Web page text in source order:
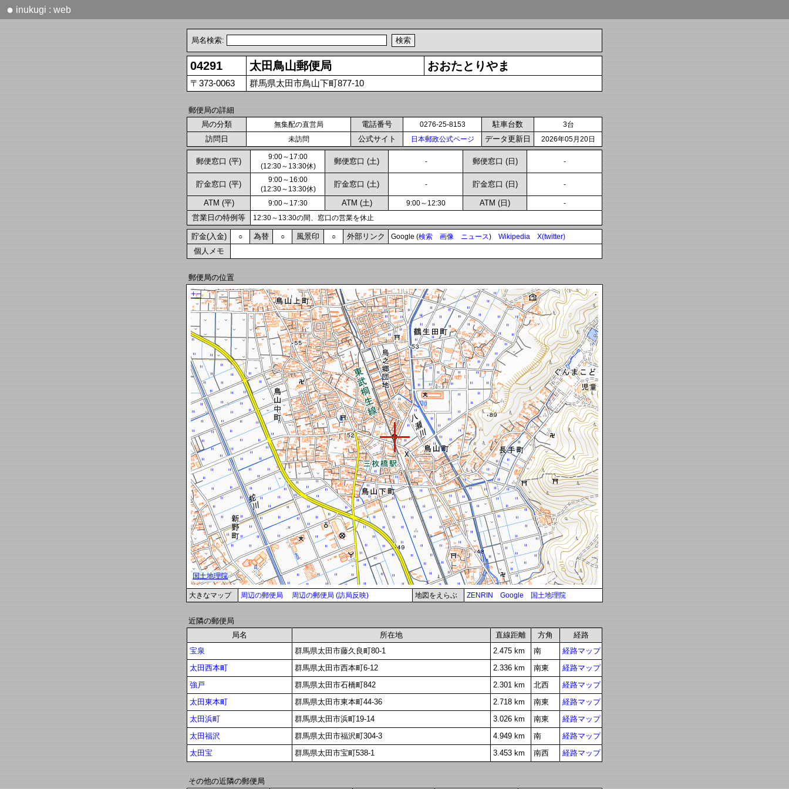
● inukugi : web
局名検索:
04291 太田鳥山郵便局 おおたとりやま
〒373-0063 群馬県太田市鳥山下町877-10
郵便局の詳細
局の分類
無集配の直営局 電話番号 0276-25-8153 駐車台数 3台
訪問日 未訪問 公式サイト 日本郵政公式ページ データ更新日 2026年05月20日
郵便窓口 (平)
9:00～17:00
(12:30～13:30休)
郵便窓口 (土) - 郵便窓口 (日) -
貯金窓口 (平)
9:00～16:00
(12:30～13:30休)
貯金窓口 (土) - 貯金窓口 (日) -
ATM (平) 9:00～17:30 ATM (土) 9:00～12:30 ATM (日) -
営業日の特例等 12:30～13:30の間、窓口の営業を休止
貯金(入金) ○ 為替 ○ 風景印 ○ 外部リンク Google (検索 画像 ニュース) Wikipedia X(twitter)
個人メモ
郵便局の位置
大きなマップ 周辺の郵便局 周辺の郵便局 (訪局反映) 地図をえらぶ ZENRIN Google 国土地理院
近隣の郵便局
局名
所在地 直線距離 方角
経路
宝泉
群馬県太田市藤久良町80-1 2.475 km 南
経路マップ
太田西本町
群馬県太田市西本町6-12 2.336 km 南東
経路マップ
強戸
群馬県太田市石橋町842 2.301 km 北西
経路マップ
太田東本町
群馬県太田市東本町44-36 2.718 km 南東
経路マップ
太田浜町
群馬県太田市浜町19-14 3.026 km 南東
経路マップ
太田福沢
群馬県太田市福沢町304-3 4.949 km 南
経路マップ
太田宝
群馬県太田市宝町538-1 3.453 km 南西 経路マップ
その他の近隣の郵便局